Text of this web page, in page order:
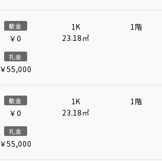
敷金
￥0
礼金
￥55,000
1K
23.18㎡
1階
敷金
￥0
礼金
￥55,000
1K
23.18㎡
1階